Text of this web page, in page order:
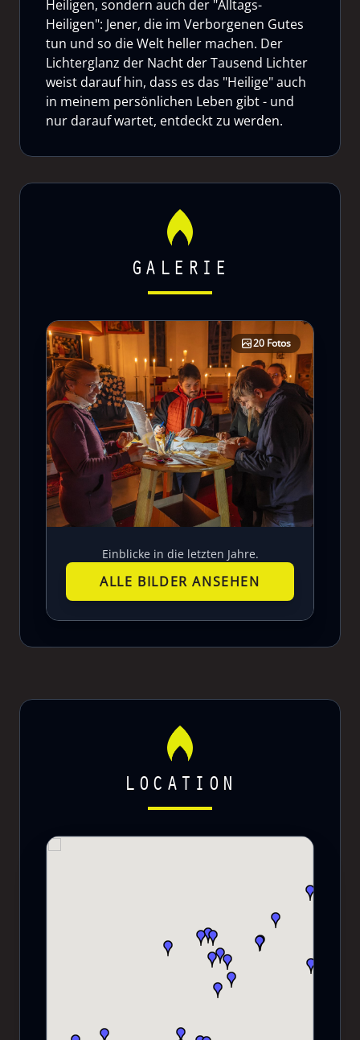
Heiligen, sondern auch der "Alltags-
Heiligen": Jener, die im Verborgenen Gutes
tun und so die Welt heller machen. Der
Lichterglanz der Nacht der Tausend Lichter
weist darauf hin, dass es das "Heilige" auch
in meinem persönlichen Leben gibt - und
nur darauf wartet, entdeckt zu werden.
GALERIE
20 Fotos
Einblicke in die letzten Jahre.
ALLE BILDER ANSEHEN
LOCATION